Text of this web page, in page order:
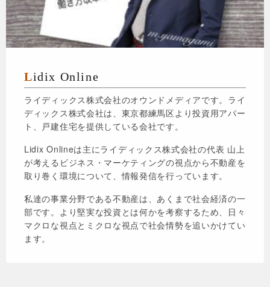
Lidix Online
ライディックス株式会社のオウンドメディアです。ライ
ディックス株式会社は、東京都練馬区より投資用アパー
ト、戸建住宅を提供している会社です。
Lidix Onlineは主にライディックス株式会社の代表 山上
が考えるビジネス・マーケティングの視点から不動産を
取り巻く環境について、情報発信を行っています。
私達の事業分野である不動産は、あくまで社会経済の一
部です。より堅実な投資とは何かを考察するため、日々
マクロな視点とミクロな視点で社会情勢を追いかけてい
ます。